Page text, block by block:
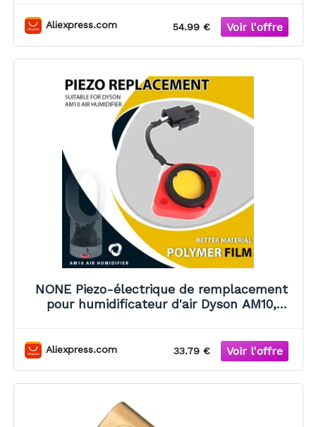
Aliexpress.com 54.99 €
NONE Piezo-électrique de remplacement
pour humidificateur d'air Dyson AM10,
d'humidificateur d'air
Aliexpress.com 33.79 €